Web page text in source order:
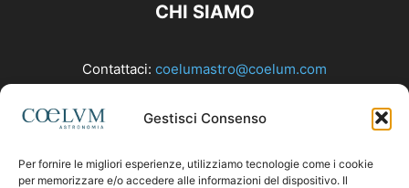
Gestisci Consenso
Per fornire le migliori esperienze, utilizziamo tecnologie come i cookie
per memorizzare e/o accedere alle informazioni del dispositivo. Il
CHI SIAMO
Contattaci: coelumastro@coelum.com
SEGUICI